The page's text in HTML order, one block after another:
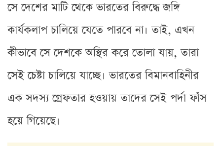
সে দেশের মাটি থেকে ভারতের বিরুদ্ধে জঙ্গি
কার্যকলাপ চালিয়ে যেতে পারবে না। তাই, এখন
কীভাবে সে দেশকে অস্থির করে তোলা যায়, তারা
সেই চেষ্টা চালিয়ে যাচ্ছে। ভারতের বিমানবাহিনীর
এক সদস্য গ্রেফতার হওয়ায় তাদের সেই পর্দা ফাঁস
হয়ে গিয়েছে।